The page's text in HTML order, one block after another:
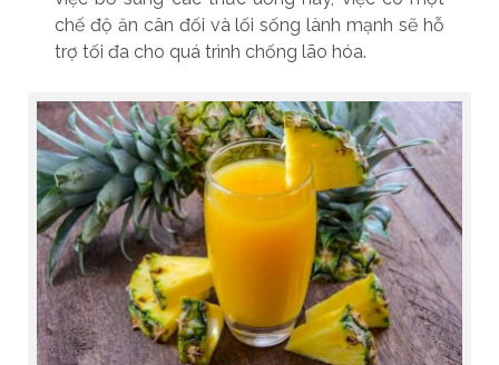
chế độ ăn cân đối và lối sống lành mạnh sẽ hỗ
trợ tối đa cho quá trình chống lão hóa.